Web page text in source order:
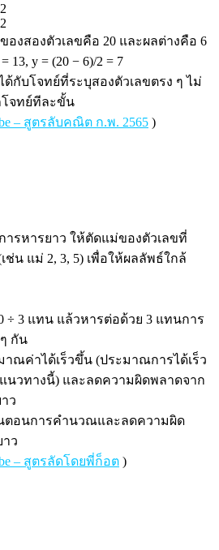
องสองตัวเลขคือ 20 และผลต่างคือ 6
13, y = (20 − 6)/2 = 7
ด้กับโจทย์ที่ระบุสองตัวเลขตรง ๆ ไม่
โจทย์ทีละขั้น
– สูตรลับคณิต ก.พ. 2565 )
ารหารยาว ให้ตัดแม่ของตัวเลขที่
ช่น แม่ 2, 3, 5) เพื่อให้ผลลัพธ์ใกล้
÷ 3 แทน แล้วหารต่อด้วย 3 แทนการ
กัน
าณค่าได้เร็วขึ้น (ประมาณการได้เร็ว
นวทางนี้) และลดความผิดพลาดจาก
ว
ตอนการคำนวณและลดความผิด
ว
– สูตรลัดโดยพี่ก็อต )